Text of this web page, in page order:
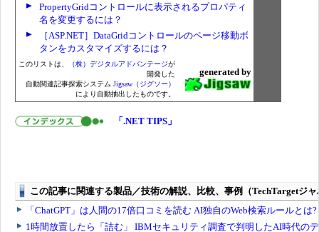
PropertyGridコントロールに表示されるプロパティ
名を変更するには？
［ASP.NET］DataGridコントロールのページ移動ボ
タンをカスタマイズするには？
このリストは、 （株）デジタルアドバンテージが
開発した
自動関連記事探索システム Jigsaw（ジグソー）
により自動抽出したものです。
generated by
「.NET TIPS」